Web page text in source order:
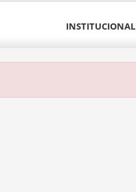
INSTITUCIONAL